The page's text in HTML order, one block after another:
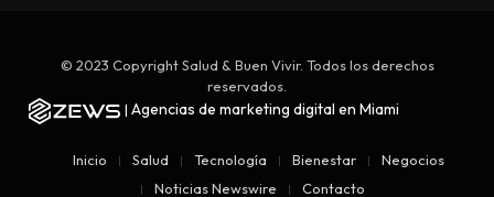
© 2023 Copyright Salud & Buen Vivir. Todos los derechos
reservados.
| Agencias de marketing digital en Miami
Inicio Salud Tecnología Bienestar
Negocios
Noticias Newswire
Contacto